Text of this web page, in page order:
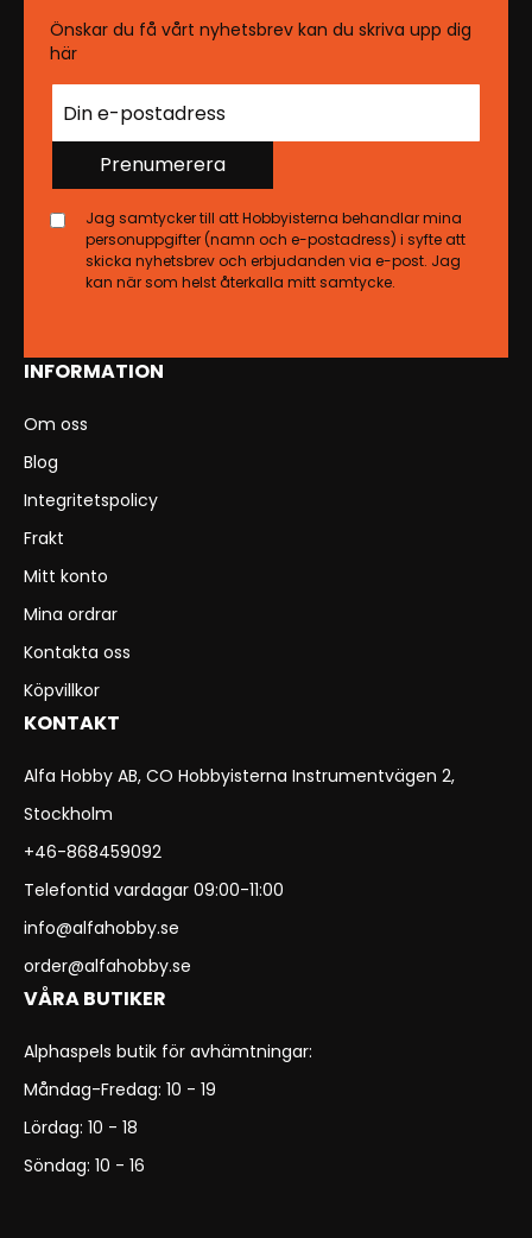
INFORMATION
Om oss
Blog
Integritetspolicy
Frakt
Mitt konto
Mina ordrar
Kontakta oss
Köpvillkor
KONTAKT
Alfa Hobby AB, CO Hobbyisterna Instrumentvägen 2,
Stockholm
+46-868459092
Telefontid vardagar 09:00-11:00
info@alfahobby.se
order@alfahobby.se
VÅRA BUTIKER
Alphaspels butik för avhämtningar:
Måndag-Fredag: 10 - 19
Lördag: 10 - 18
Söndag: 10 - 16
Önskar du få vårt nyhetsbrev kan du skriva upp dig
här
Prenumerera
Jag samtycker till att Hobbyisterna behandlar mina
personuppgifter (namn och e-postadress) i syfte att
skicka nyhetsbrev och erbjudanden via e-post. Jag
kan när som helst återkalla mitt samtycke.